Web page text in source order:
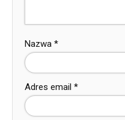
Nazwa *
Adres email *